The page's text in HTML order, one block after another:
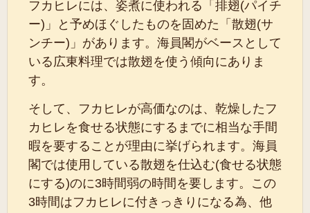
フカヒレには、姿煮に使われる「排翅(パイチ
ー)」と予めほぐしたものを固めた「散翅(サ
ンチー)」があります。海員閣がベースとして
いる広東料理では散翅を使う傾向にありま
す。
そして、フカヒレが高価なのは、乾燥したフ
カヒレを食せる状態にするまでに相当な手間
暇を要することが理由に挙げられます。海員
閣では使用している散翅を仕込む(食せる状態
にする)のに3時間弱の時間を要します。この
3時間はフカヒレに付きっきりになる為、他